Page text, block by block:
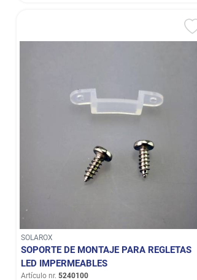
SOLAROX
SOPORTE DE MONTAJE PARA REGLETAS
LED IMPERMEABLES
Artículo nr. 5240100